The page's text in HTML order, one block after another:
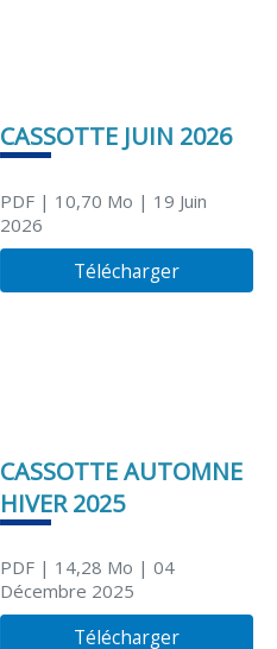
CASSOTTE JUIN 2026
PDF| 10,70 Mo | 19 Juin
2026
Télécharger
CASSOTTE AUTOMNE
HIVER 2025
PDF| 14,28 Mo | 04
Décembre 2025
Télécharger